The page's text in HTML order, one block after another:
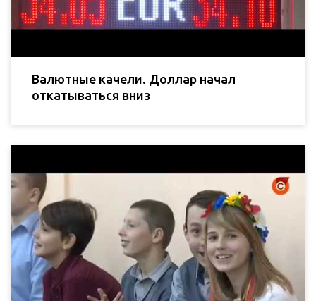
Валютные качели. Доллар начал
откатываться вниз